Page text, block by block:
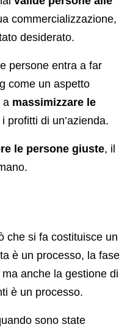
commercializzazione,
desiderato.
persone entra a far
come un aspetto
a massimizzare le
profitti di un’azienda.
le persone giuste, il
che si fa costituisce un
è un processo, la fase
anche la gestione di
è un processo.
sono state